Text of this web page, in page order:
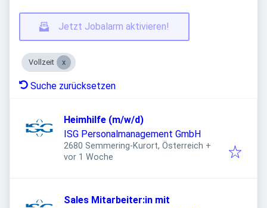
Jetzt Jobalarm aktivieren!
Vollzeit
Suche zurücksetzen
Heimhilfe (m/w/d)
ISG Personalmanagement GmbH
2680 Semmering-Kurort, Österreich +
Veröffentlicht
vor 1 Woche
Sales Mitarbeiter:in mit